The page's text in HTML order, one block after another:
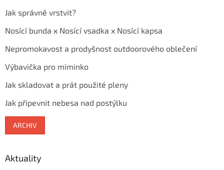
Jak správně vrstvit?
Nosící bunda x Nosící vsadka x Nosící kapsa
Nepromokavost a prodyšnost outdoorového oblečení
Výbavička pro miminko
Jak skladovat a prát použité pleny
Jak připevnit nebesa nad postýlku
ARCHIV
Aktuality